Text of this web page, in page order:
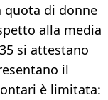
quota di donne
alla media
si attestano
il
è limitata: